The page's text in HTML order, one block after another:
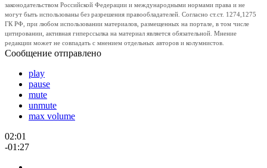
законодательством Российской Федерации и международными нормами права и не
могут быть использованы без разрешения правообладателей. Согласно ст.ст. 1274,1275
ГК РФ, при любом использовании материалов, размещенных на портале, в том числе
цитировании, активная гиперссылка на материал является обязательной. Мнение
редакции может не совпадать с мнением отдельных авторов и колумнистов.
Сообщение отправлено
play
pause
mute
unmute
max volume
02:01
-01:27